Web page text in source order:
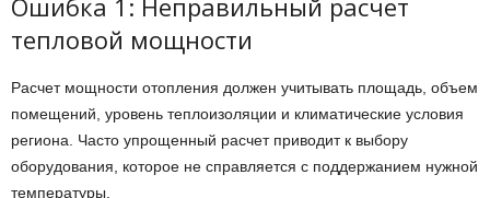
Ошибка 1: Неправильный расчет
тепловой мощности
Расчет мощности отопления должен учитывать площадь, объем
помещений, уровень теплоизоляции и климатические условия
региона. Часто упрощенный расчет приводит к выбору
оборудования, которое не справляется с поддержанием нужной
температуры.